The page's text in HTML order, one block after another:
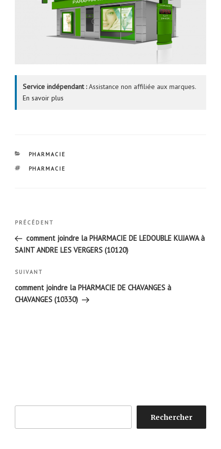
Service indépendant :Assistance non affiliée aux marques.
En savoir plus
CATÉGORIES
PHARMACIE
ÉTIQUETTES
PHARMACIE
Navigation
l’article
Article
précédent
PRÉCÉDENT
comment joindre la PHARMACIE DE LEDOUBLE KUJAWA à
SAINT ANDRE LES VERGERS (10120)
Article
suivant
SUIVANT
comment joindre la PHARMACIE DE CHAVANGES à
CHAVANGES (10330)
Rechercher